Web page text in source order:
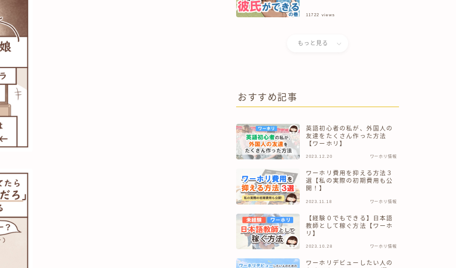
11722 views
もっと見る
おすすめ記事
英語初心者の私が、外国人の
友達をたくさん作った方法
【ワーホリ】
2023.12.20 ワーホリ情報
ワーホリ費用を抑える方法３
選【私の実際の初期費用も公
開！】
2023.11.18 ワーホリ情報
【経験０でもできる】日本語
教師として稼ぐ方法【ワーホ
リ】
2023.10.28 ワーホリ情報
ワーホリデビューしたい人の